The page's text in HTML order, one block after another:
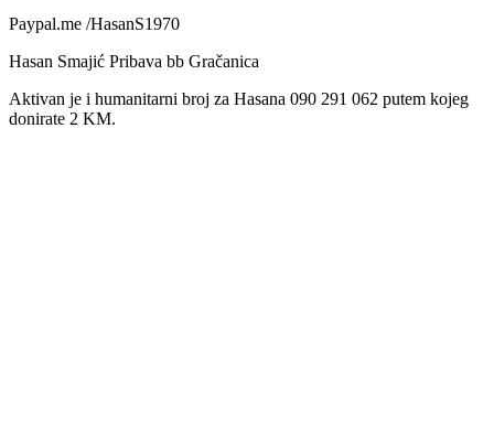
Paypal.me /HasanS1970
Hasan Smajić Pribava bb Gračanica
Aktivan je i humanitarni broj za Hasana 090 291 062 putem kojeg
donirate 2 KM.